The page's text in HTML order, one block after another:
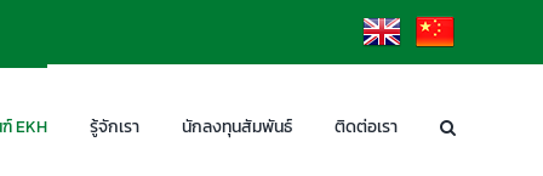
EN CN
EKH รู้จักเรา นักลงทุนสัมพันธ์ ติดต่อเรา